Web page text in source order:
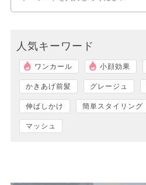
人気キーワード
ワンカール 小顔効果
かきあげ前髪 グレージュ
伸ばしかけ 簡単スタイリング
マッシュ